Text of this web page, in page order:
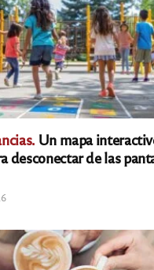
Un mapa
desconectar de las